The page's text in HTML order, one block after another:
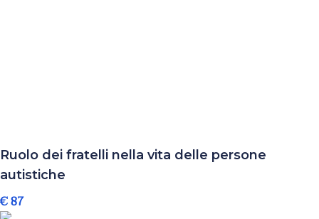
Ruolo dei fratelli nella vita delle persone
autistiche
€ 87